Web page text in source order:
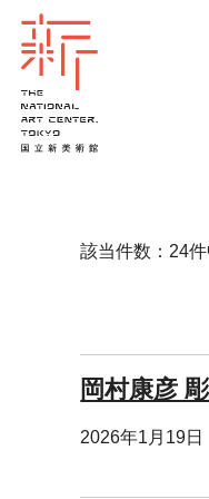
該当件数：24
岡村康彦
2026年1月19日